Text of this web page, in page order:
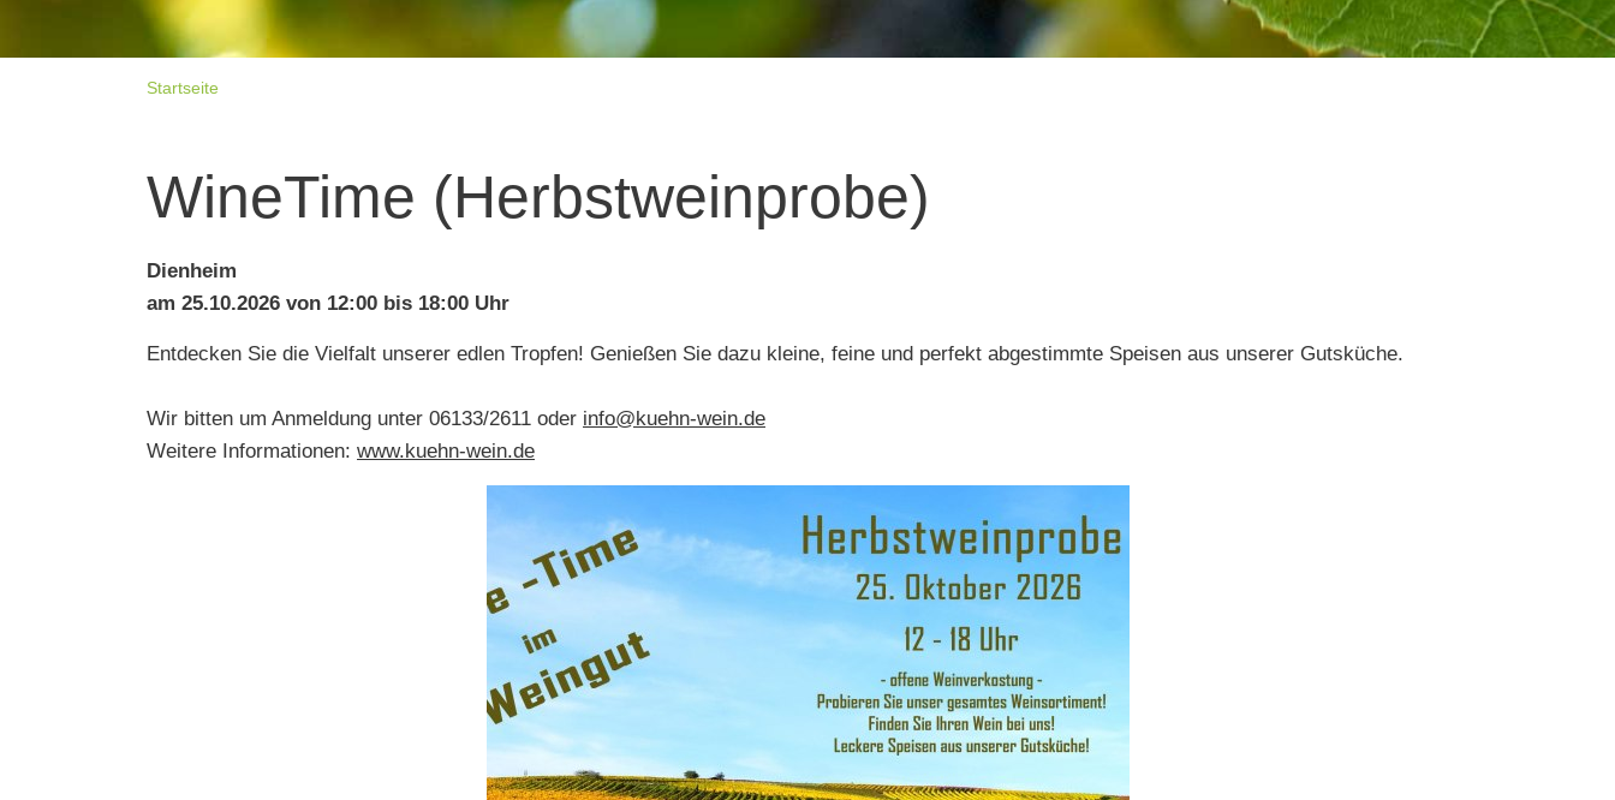
Startseite
WineTime (Herbstweinprobe)
Dienheim
am 25.10.2026 von 12:00 bis 18:00 Uhr
Entdecken Sie die Vielfalt unserer edlen Tropfen! Genießen Sie dazu kleine, feine und perfekt abgestimmte Speisen aus unserer Gutsküche.
Wir bitten um Anmeldung unter 06133/2611 oder info@kuehn-wein.de
Weitere Informationen: www.kuehn-wein.de